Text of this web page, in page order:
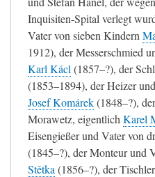
Inquisiten-Spital verlegt
Vater von sieben Kindern
1912), der Messerschmied
Karl Kácl (1857–?), der
(1853–1894), der Heizer
Josef Komárek(1848–?),
Morawetz, eigentlich Karel
Eisengießer und Vater von
(1845–?), der Monteur und
Stětka (1856–?), der